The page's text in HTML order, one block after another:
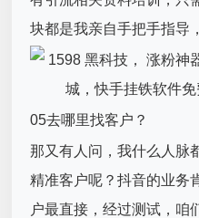
块都是我亲自手把手指导
05去哪里找客户？
那又有人问，我什么人脉
精准客户呢？抖音的业务
户最直接，经过测试，咱